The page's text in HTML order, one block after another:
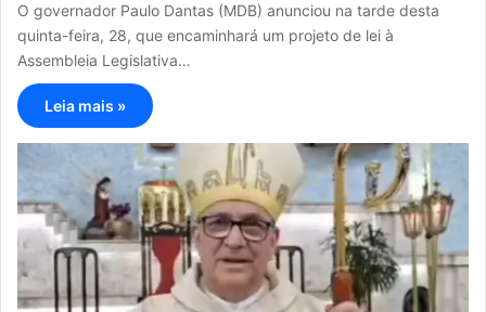
O governador Paulo Dantas (MDB) anunciou na tarde desta
quinta-feira, 28, que encaminhará um projeto de lei à
Assembleia Legislativa…
Leia mais »